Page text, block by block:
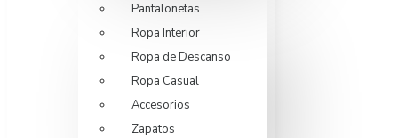
Pantalonetas
Ropa Interior
Ropa de Descanso
Ropa Casual
Accesorios
Zapatos